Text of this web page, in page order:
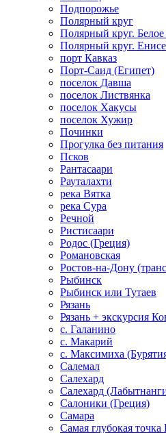
Подпорожье
Полярный круг
Полярный круг.
Полярный круг.
порт Кавказ
Порт-Саид (Египет)
поселок Давша
поселок Листвянка
поселок Хакусы
поселок Хужир
Починки
Прогулка без питания
Псков
Рантасаари
Рауталахти
река Вятка
река Сура
Речной
Ристисаари
Родос (Греция)
Романовская
Ростов-на-Дону
Рыбинск
Рыбинск или Тутаев
Рязань
Рязань + экскурсия
с. Галанино
с. Макарий
с. Максимиха
Салемал
Салехард
Салехард
Салоники (Греция)
Самара
Самая глубокая точка